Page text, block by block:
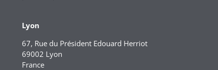
Lyon
67, Rue du Président Edouard Herriot
69002 Lyon
France